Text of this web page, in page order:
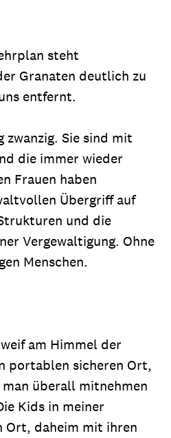
steht
Granaten deutlich zu
entfernt.
Sie sind mit
die immer wieder
Frauen haben
Übergriff auf
und die
Vergewaltigung. Ohne
Menschen.
am Himmel der
portablen sicheren Ort,
überall mitnehmen
Kids in meiner
Ort, daheim mit ihren